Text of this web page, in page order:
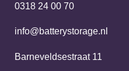
0318 24 00 70
info@batterystorage.nl
Barneveldsestraat 11